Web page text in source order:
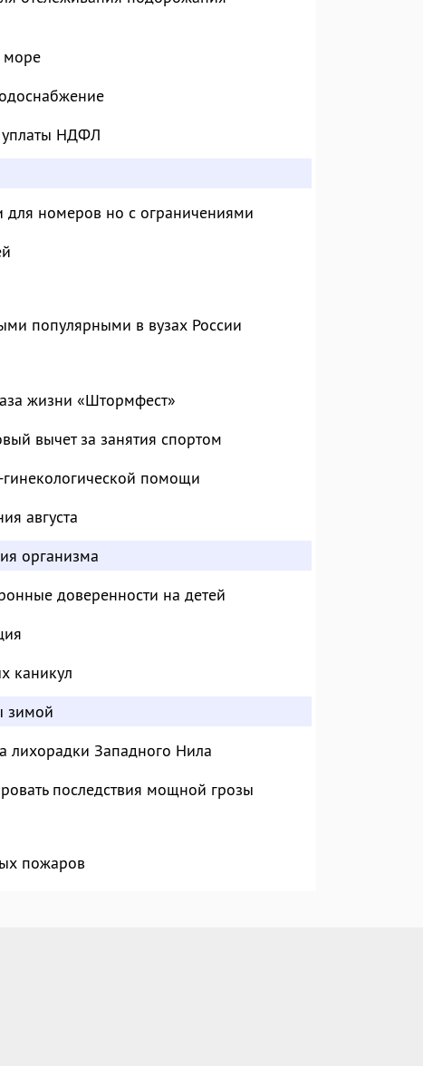
море
уплаты НДФЛ
номеров но с ограничениями
популярными в вузах России
жизни «Штормфест»
вычет за занятия спортом
помощи
августа
организма
доверенности на детей
каникул
зимой
лихорадки Западного Нила
последствия мощной грозы
пожаров